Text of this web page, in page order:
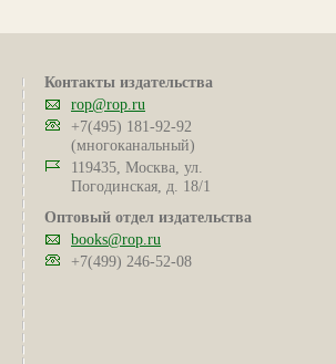
Контакты издательства
rop@rop.ru
+7(495) 181-92-92
(многоканальный)
119435, Москва, ул.
Погодинская, д. 18/1
Оптовый отдел издательства
books@rop.ru
+7(499) 246-52-08